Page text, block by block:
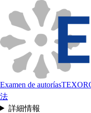
Examen de autorías
法
詳細情報